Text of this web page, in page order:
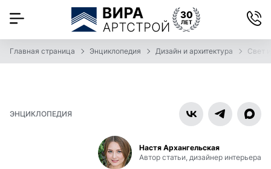
Главная страница Энциклопедия Дизайн и архитектура Свет
ЭНЦИКЛОПЕДИЯ
Настя Архангельская
Автор статьи, дизайнер интерьера